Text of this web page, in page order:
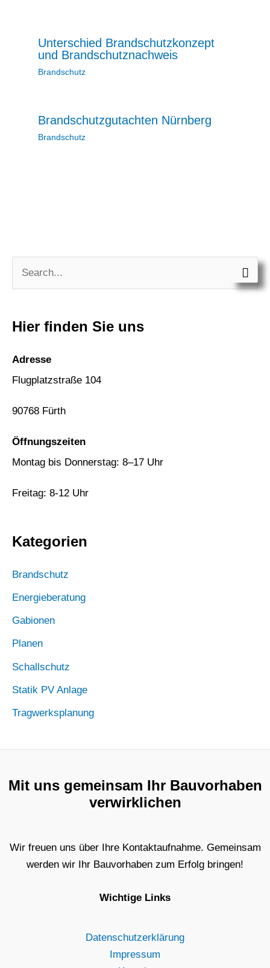
Unterschied Brandschutzkonzept
und Brandschutznachweis
Brandschutz
Brandschutzgutachten Nürnberg
Brandschutz
e
n
c
h
Hier finden Sie uns
Adresse
Flugplatzstraße 104
90768 Fürth
Öffnungszeiten
Montag bis Donnerstag: 8–17 Uhr
Freitag: 8-12 Uhr
Kategorien
Brandschutz
Energieberatung
Gabionen
Planen
Schallschutz
Statik PV Anlage
Tragwerksplanung
Mit uns gemeinsam Ihr Bauvorhaben
verwirklichen
Wir freuen uns über Ihre Kontaktaufnahme. Gemeinsam
werden wir Ihr Bauvorhaben zum Erfolg bringen!
Wichtige Links
Datenschutzerklärung
Impressum